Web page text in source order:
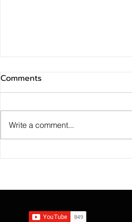
MTS Gold Investment
Comments
Write a comment...